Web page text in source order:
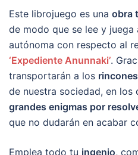
Este librojuego es una obra
de modo que se lee y
autónoma con respecto al
‘Expediente Anunnaki’.
transportarán a los
de nuestra sociedad, en los
grandes enigmas por
que no dudarán en acabar
Emplea todo tu ingenio,